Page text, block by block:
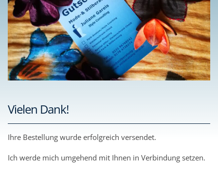
Vielen Dank!
Ihre Bestellung wurde erfolgreich versendet.
Ich werde mich umgehend mit Ihnen in Verbindung setzen.